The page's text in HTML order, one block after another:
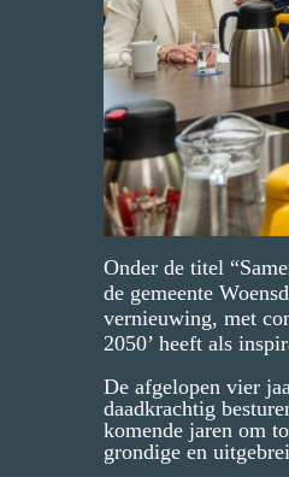
Onder de titel
de gemeente
vernieuwing, met
2050’ heeft als
De afgelopen vier
daadkrachtig
komende jaren om
grondige en